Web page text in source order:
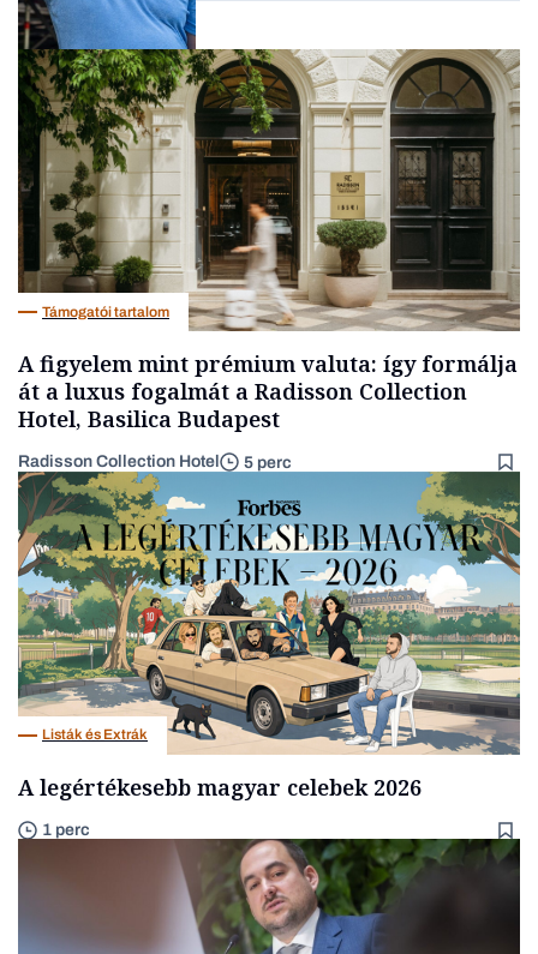
Társadalom
Támogatói tartalom
A figyelem mint prémium valuta: így formálja
át a luxus fogalmát a Radisson Collection
Hotel, Basilica Budapest
Radisson Collection Hotel 5 perc
Listák és Extrák
A legértékesebb magyar celebek 2026
1 perc